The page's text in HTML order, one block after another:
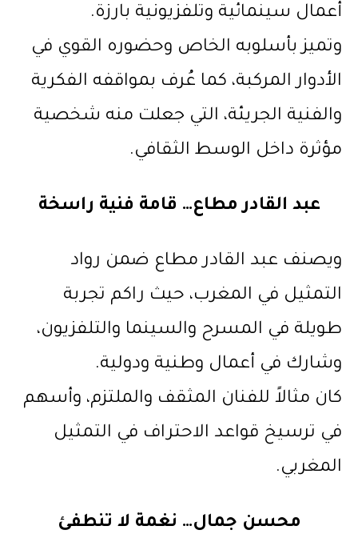
أعمال سينمائية وتلفزيونية بارزة.
وتميز بأسلوبه الخاص وحضوره القوي في
الأدوار المركبة، كما عُرف بمواقفه الفكرية
والفنية الجريئة، التي جعلت منه شخصية
مؤثرة داخل الوسط الثقافي.
عبد القادر مطاع… قامة فنية راسخة
ويصنف عبد القادر مطاع ضمن رواد
التمثيل في المغرب، حيث راكم تجربة
طويلة في المسرح والسينما والتلفزيون،
وشارك في أعمال وطنية ودولية.
كان مثالاً للفنان المثقف والملتزم، وأسهم
في ترسيخ قواعد الاحتراف في التمثيل
المغربي.
محسن جمال… نغمة لا تنطفئ